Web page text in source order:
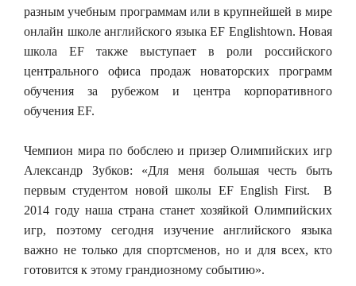
разным учебным программам или в крупнейшей в мире
онлайн школе английского языка EF Englishtown. Новая
школа EF также выступает в роли российского
центрального офиса продаж новаторских программ
обучения за рубежом и центра корпоративного
обучения EF.
Чемпион мира по бобслею и призер Олимпийских игр
Александр Зубков: «Для меня большая честь быть
первым студентом новой школы EF English First. В
2014 году наша страна станет хозяйкой Олимпийских
игр, поэтому сегодня изучение английского языка
важно не только для спортсменов, но и для всех, кто
готовится к этому грандиозному событию».